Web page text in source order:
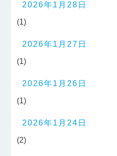
2026年1月28日
(1)
2026年1月27日
(1)
2026年1月26日
(1)
2026年1月24日
(2)